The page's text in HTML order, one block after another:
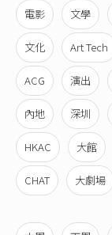
電影 文學
文化 Art Tech
ACG 演出
內地 深圳
HKAC 大館
CHAT 大劇場